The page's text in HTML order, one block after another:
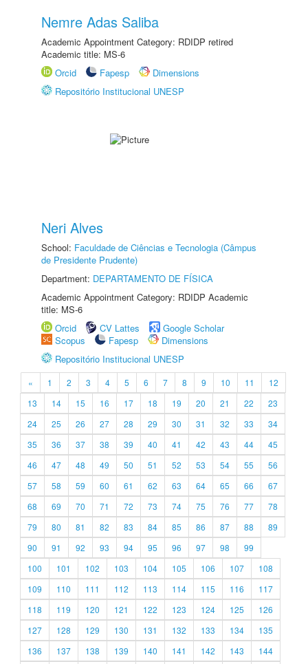
Nemre Adas Saliba
Academic Appointment Category: RDIDP retired
Academic title: MS-6
Orcid
Fapesp
Dimensions
Repositório Institucional UNESP
Neri Alves
School: Faculdade de Ciências e Tecnologia (Câmpus
de Presidente Prudente)
Department: DEPARTAMENTO DE FÍSICA
Academic Appointment Category: RDIDP Academic
title: MS-6
Orcid
CV Lattes
Google Scholar
Scopus
Fapesp
Dimensions
Repositório Institucional UNESP
« 1 2 3 4 5 6 7 8 9 10 11
12
13
14 15 16 17 18 19 20 21 22
23
24
25 26 27 28 29 30 31 32 33
34
35
36 37 38 39 40 41 42 43 44
45
46
47 48 49 50 51 52 53 54 55
56
57
58 59 60 61 62 63 64 65 66
67
68
69 70 71 72 73 74 75 76 77
78
79
80 81 82 83 84 85 86 87 88
89
90
91 92 93 94 95 96 97 98
99
100
101 102 103 104 105 106 107
108
109
110 111 112 113 114 115 116
117
118
119 120 121 122 123 124 125
126
127
128 129 130 131 132 133 134
135
136
137 138 139 140 141 142 143
144